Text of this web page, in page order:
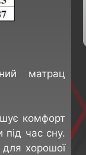
матрац
комфорт
під час сну.
для хорошої